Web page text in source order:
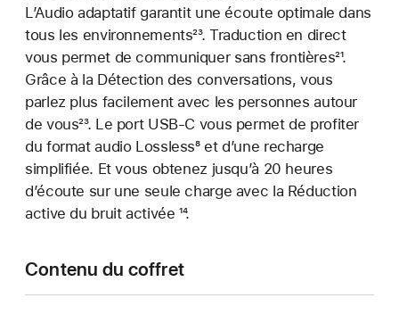
bas
de
page
L’Audio adaptatif garantit une écoute optimale dans
tous les environnementsnull
²³. Traduction en direct
vous permet de communiquer sans frontièresNote
bas
de
²¹.
Grâce à la Détection des conversations, vous
parlez plus facilement avec les personnes autour
de vousNote
de
bas
de
page
²³. Le port USB-C vous permet de profiter
du format audio LosslessNote
de
bas
⁸ et d’une recharge
simplifiée. Et vous obtenez jusqu’à 20 heures
d’écoute sur une seule charge avec la Réduction
active du bruit activéeNote
de
¹⁴.
Contenu du coffret